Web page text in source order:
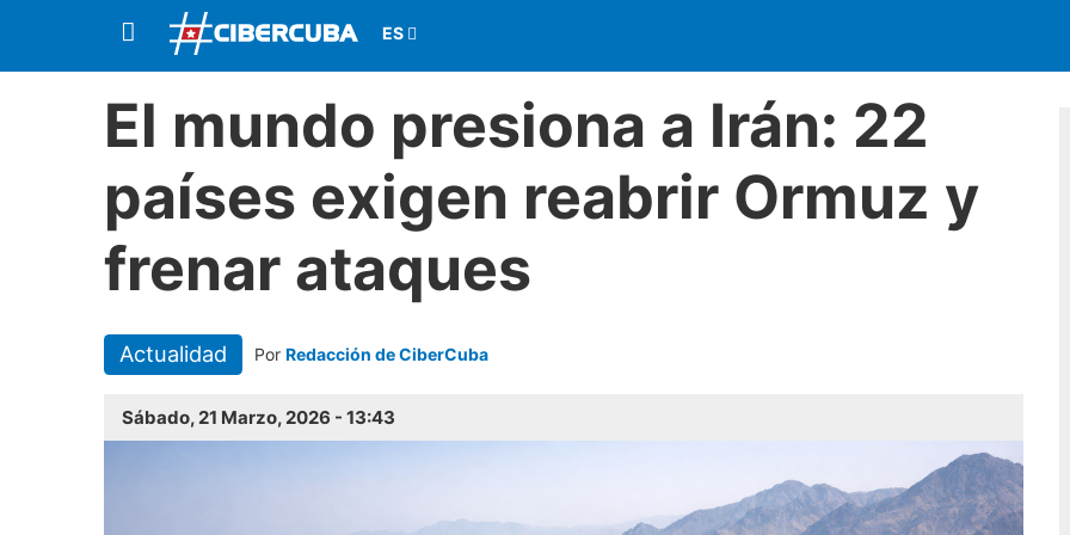
El mundo presiona a Irán: 22
países exigen reabrir Ormuz y
frenar ataques
Actualidad Por Redacción de CiberCuba
Sábado, 21 Marzo, 2026 - 13:43